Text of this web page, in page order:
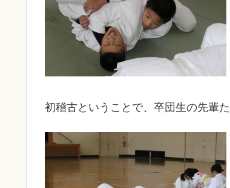
初稽古ということで、卒団生の先輩